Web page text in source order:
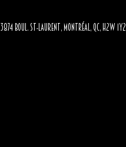
3874 BOUL. ST-LAURENT, MONTRÉAL, QC, H2W 1Y2